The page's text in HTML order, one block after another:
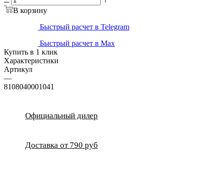
В корзину
Быстрый расчет в Telegram
Быстрый расчет в Max
Купить в 1 клик
Характеристики
Артикул
—
8108040001041
Официальный дилер
Доставка от 790 руб